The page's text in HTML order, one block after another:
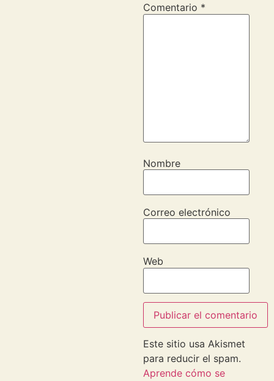
Comentario *
Nombre
Correo electrónico
Web
Este sitio usa Akismet
para reducir el spam.
Aprende cómo se